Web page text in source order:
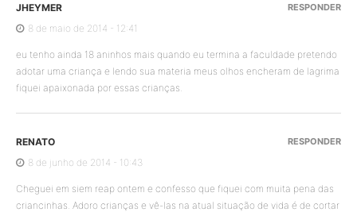
JHEYMER
8 de maio de 2014 - 12:41
eu tenho ainda 18 aninhos mais quando eu termina a faculdade pretendo
adotar uma criança e lendo sua materia meus olhos encheram de lagrima
fiquei apaixonada por essas crianças.
RESPONDER
RENATO
8 de junho de 2014 - 10:43
Cheguei em siem reap ontem e confesso que fiquei com muita pena das
criancinhas. Adoro crianças e vê-las na atual situação de vida é de cortar
RESPONDER